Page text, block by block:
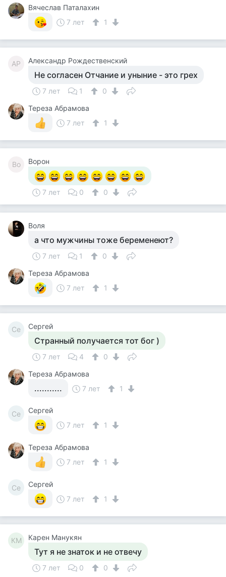
Вячеслав Паталахин
7 лет
1
АР Александр Рождественский
Не согласен Отчание и уныние - это грех
7 лет 1
0
Тереза Абрамова
7 лет
1
Во Ворон
7 лет 0 0
Воля
а что мужчины тоже беременеют?
7 лет 1
0
Тереза Абрамова
7 лет
1
Се Сергей
Странный получается тот бог )
7 лет 4
0
Тереза Абрамова
........... 7 лет 1
Се
Сергей
7 лет
1
Тереза Абрамова
7 лет
1
Се
Сергей
7 лет
1
КМ Карен Манукян
Тут я не знаток и не отвечу
7 лет 0 0